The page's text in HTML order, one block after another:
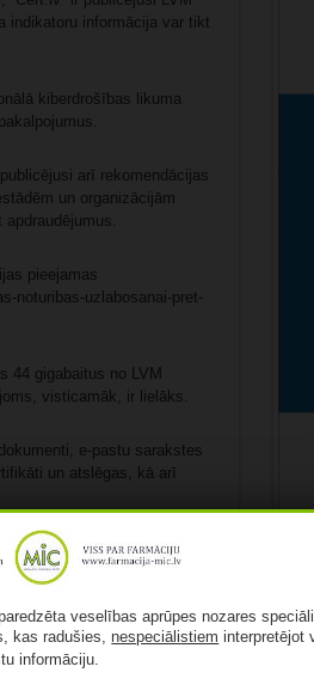
indikatoru informācija var tikt
kiberdrošības likuma
arī rekomendācijas
un organizācijām
pieejamas
noturibas-uzlabosanai-pret-
44 gigabaitus no LVM
visticamāk, ir lielāks.
e-pastu sarakstes
un atslēgas, kā arī
trešajām pusēm,
un veikt citus preventīvos
tiek apzinātas, un
skartās infrastruktūras
veselības aprūpes nozares
kas radušies,nespeciālistiem interpretējot
informāciju.